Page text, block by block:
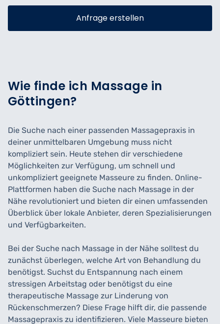
Anfrage erstellen
Wie finde ich Massage in
Göttingen?
Die Suche nach einer passenden Massagepraxis in
deiner unmittelbaren Umgebung muss nicht
kompliziert sein. Heute stehen dir verschiedene
Möglichkeiten zur Verfügung, um schnell und
unkompliziert geeignete Masseure zu finden. Online-
Plattformen haben die Suche nach Massage in der
Nähe revolutioniert und bieten dir einen umfassenden
Überblick über lokale Anbieter, deren Spezialisierungen
und Verfügbarkeiten.
Bei der Suche nach Massage in der Nähe solltest du
zunächst überlegen, welche Art von Behandlung du
benötigst. Suchst du Entspannung nach einem
stressigen Arbeitstag oder benötigst du eine
therapeutische Massage zur Linderung von
Rückenschmerzen? Diese Frage hilft dir, die passende
Massagepraxis zu identifizieren. Viele Masseure bieten